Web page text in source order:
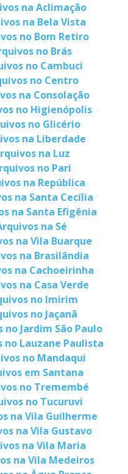
na Aclimação
na Bela Vista
no Bom Retiro
no Brás
no Cambuci
no Centro
na Consolação
no Higienópolis
no Glicério
na Liberdade
na Luz
no Pari
na República
na Santa Cecília
na Santa Efigênia
na Sé
na Vila Buarque
na Brasilândia
na Cachoeirinha
na Casa Verde
no Imirim
no Jaçanã
Jardim São Paulo
no Lauzane Paulista
no Mandaqui
em Santana
no Tremembé
no Tucuruvi
na Vila Guilherme
na Vila Gustavo
na Vila Maria
na Vila Medeiros